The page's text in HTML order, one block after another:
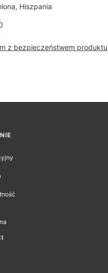
Hiszpania
z bezpieczeństwem produktu